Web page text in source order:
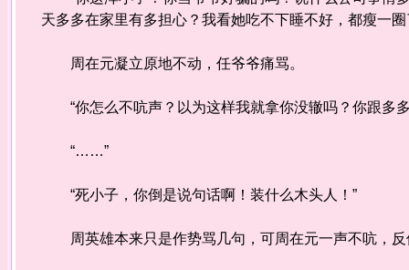
天多多在家里有多担心？我看她吃不下睡不好，都瘦一
周在元凝立原地不动，任爷爷痛骂。
“你怎么不吭声？以为这样我就拿你没辙吗？你跟多
“……”
“死小子，你倒是说句话啊！装什么木头人！”
周英雄本来只是作势骂几句，可周在元一声不吭，反